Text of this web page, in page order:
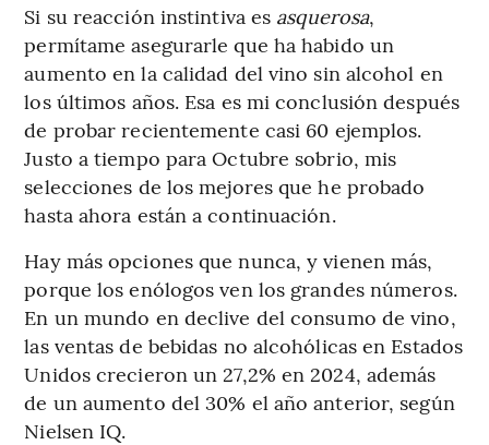
Si su reacción instintiva es asquerosa,
permítame asegurarle que ha habido un
aumento en la calidad del vino sin alcohol en
los últimos años. Esa es mi conclusión después
de probar recientemente casi 60 ejemplos.
Justo a tiempo para Octubre sobrio, mis
selecciones de los mejores que he probado
hasta ahora están a continuación.
Hay más opciones que nunca, y vienen más,
porque los enólogos ven los grandes números.
En un mundo en declive del consumo de vino,
las ventas de bebidas no alcohólicas en Estados
Unidos crecieron un 27,2% en 2024, además
de un aumento del 30% el año anterior, según
Nielsen IQ.